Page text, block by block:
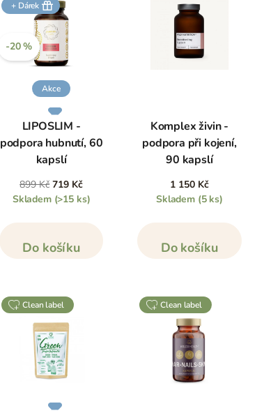
+ Dárek
-20 %
Akce
LIPOSLIM -
podpora hubnutí, 60
kapslí
899 Kč 719 Kč
Skladem (>15 ks)
Do košíku
Komplex živin -
podpora při kojení,
90 kapslí
1 150 Kč
Skladem (5 ks)
Do košíku
clean label clean label